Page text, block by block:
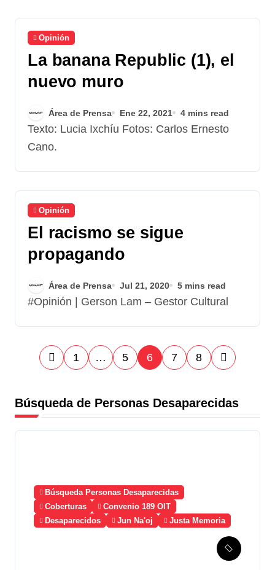
Opinión
La banana Republic (1), el
nuevo muro
Área de Prensa Ene 22, 2021 4 mins read
Texto: Lucia Ixchíu Fotos: Carlos Ernesto
Cano.
Opinión
El racismo se sigue
propagando
Área de Prensa Jul 21, 2020 5 mins read
#Opinión | Gerson Lam – Gestor Cultural
P
g
i
a
c
i
1 … 5 6 7 8
Búsqueda de Personas Desaparecidas
Búsqueda Personas Desaparecidas
Coberturas
Convenio 189 OIT
Desaparecidos
Jun Na'oj Justa Memoria